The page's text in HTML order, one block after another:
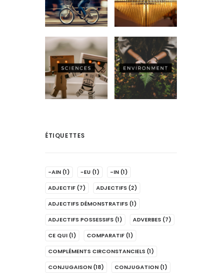
ÉTIQUETTES
-AIN (1) -EU (1) -IN (1)
ADJECTIF (7) ADJECTIFS (2)
ADJECTIFS DÉMONSTRATIFS (1)
ADJECTIFS POSSESSIFS (1) ADVERBES (7)
CE QUI (1) COMPARATIF (1)
COMPLÉMENTS CIRCONSTANCIELS (1)
CONJUGAISON (18) CONJUGATION (1)